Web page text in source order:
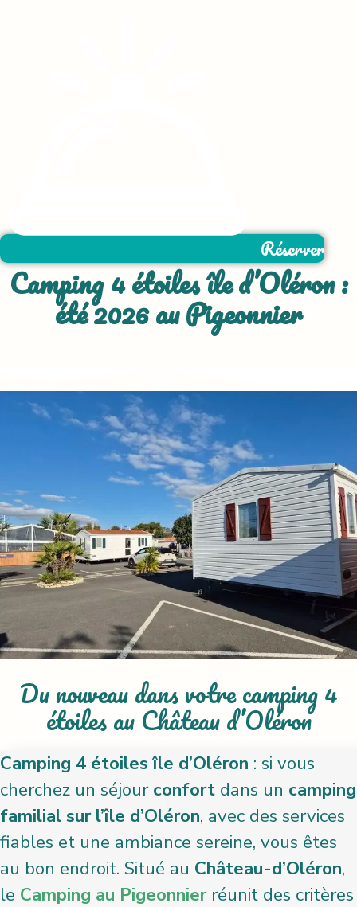
Réserver
Camping 4 étoiles île d’Oléron :
été 2026 au Pigeonnier
Du nouveau dans votre camping 4
étoiles au Château d’Oléron
Camping 4 étoiles île d’Oléron : si vous
cherchez un séjourconfort dans un camping
familial sur l’île d’Oléron, avec des services
fiables et une ambiance sereine, vous êtes
au bon endroit. Situé au Château-d’Oléron,
le Camping au Pigeonnierréunit des critères